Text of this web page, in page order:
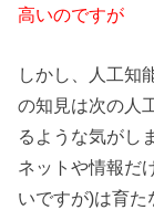
高いのですが
しかし、人工知
の知見は次の人
るような気がし
ネットや情報だ
いですが)は育た